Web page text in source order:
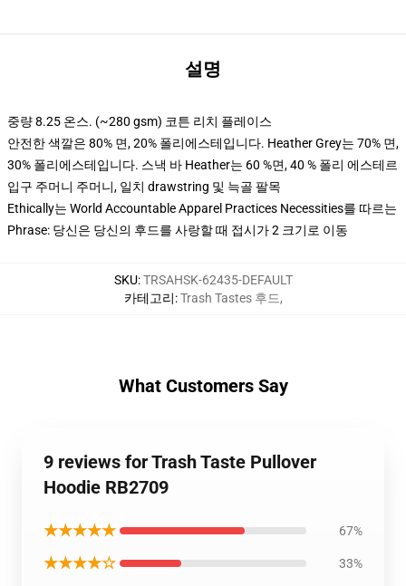
설명
중량 8.25 온스. (~280 gsm) 코튼 리치 플레이스
안전한 색깔은 80% 면, 20% 폴리에스테입니다. Heather Grey는 70% 면,
30% 폴리에스테입니다. 스낵 바 Heather는 60 %면, 40 % 폴리 에스테르
입구 주머니 주머니, 일치 drawstring 및 늑골 팔목
Ethically는 World Accountable Apparel Practices Necessities를 따르는
Phrase: 당신은 당신의 후드를 사랑할 때 접시가 2 크기로 이동
SKU:TRSAHSK-62435-DEFAULT
카테고리:Trash Tastes 후드,
What Customers Say
9 reviews for Trash Taste Pullover
Hoodie RB2709
★★★★★ 67%
★★★★☆ 33%